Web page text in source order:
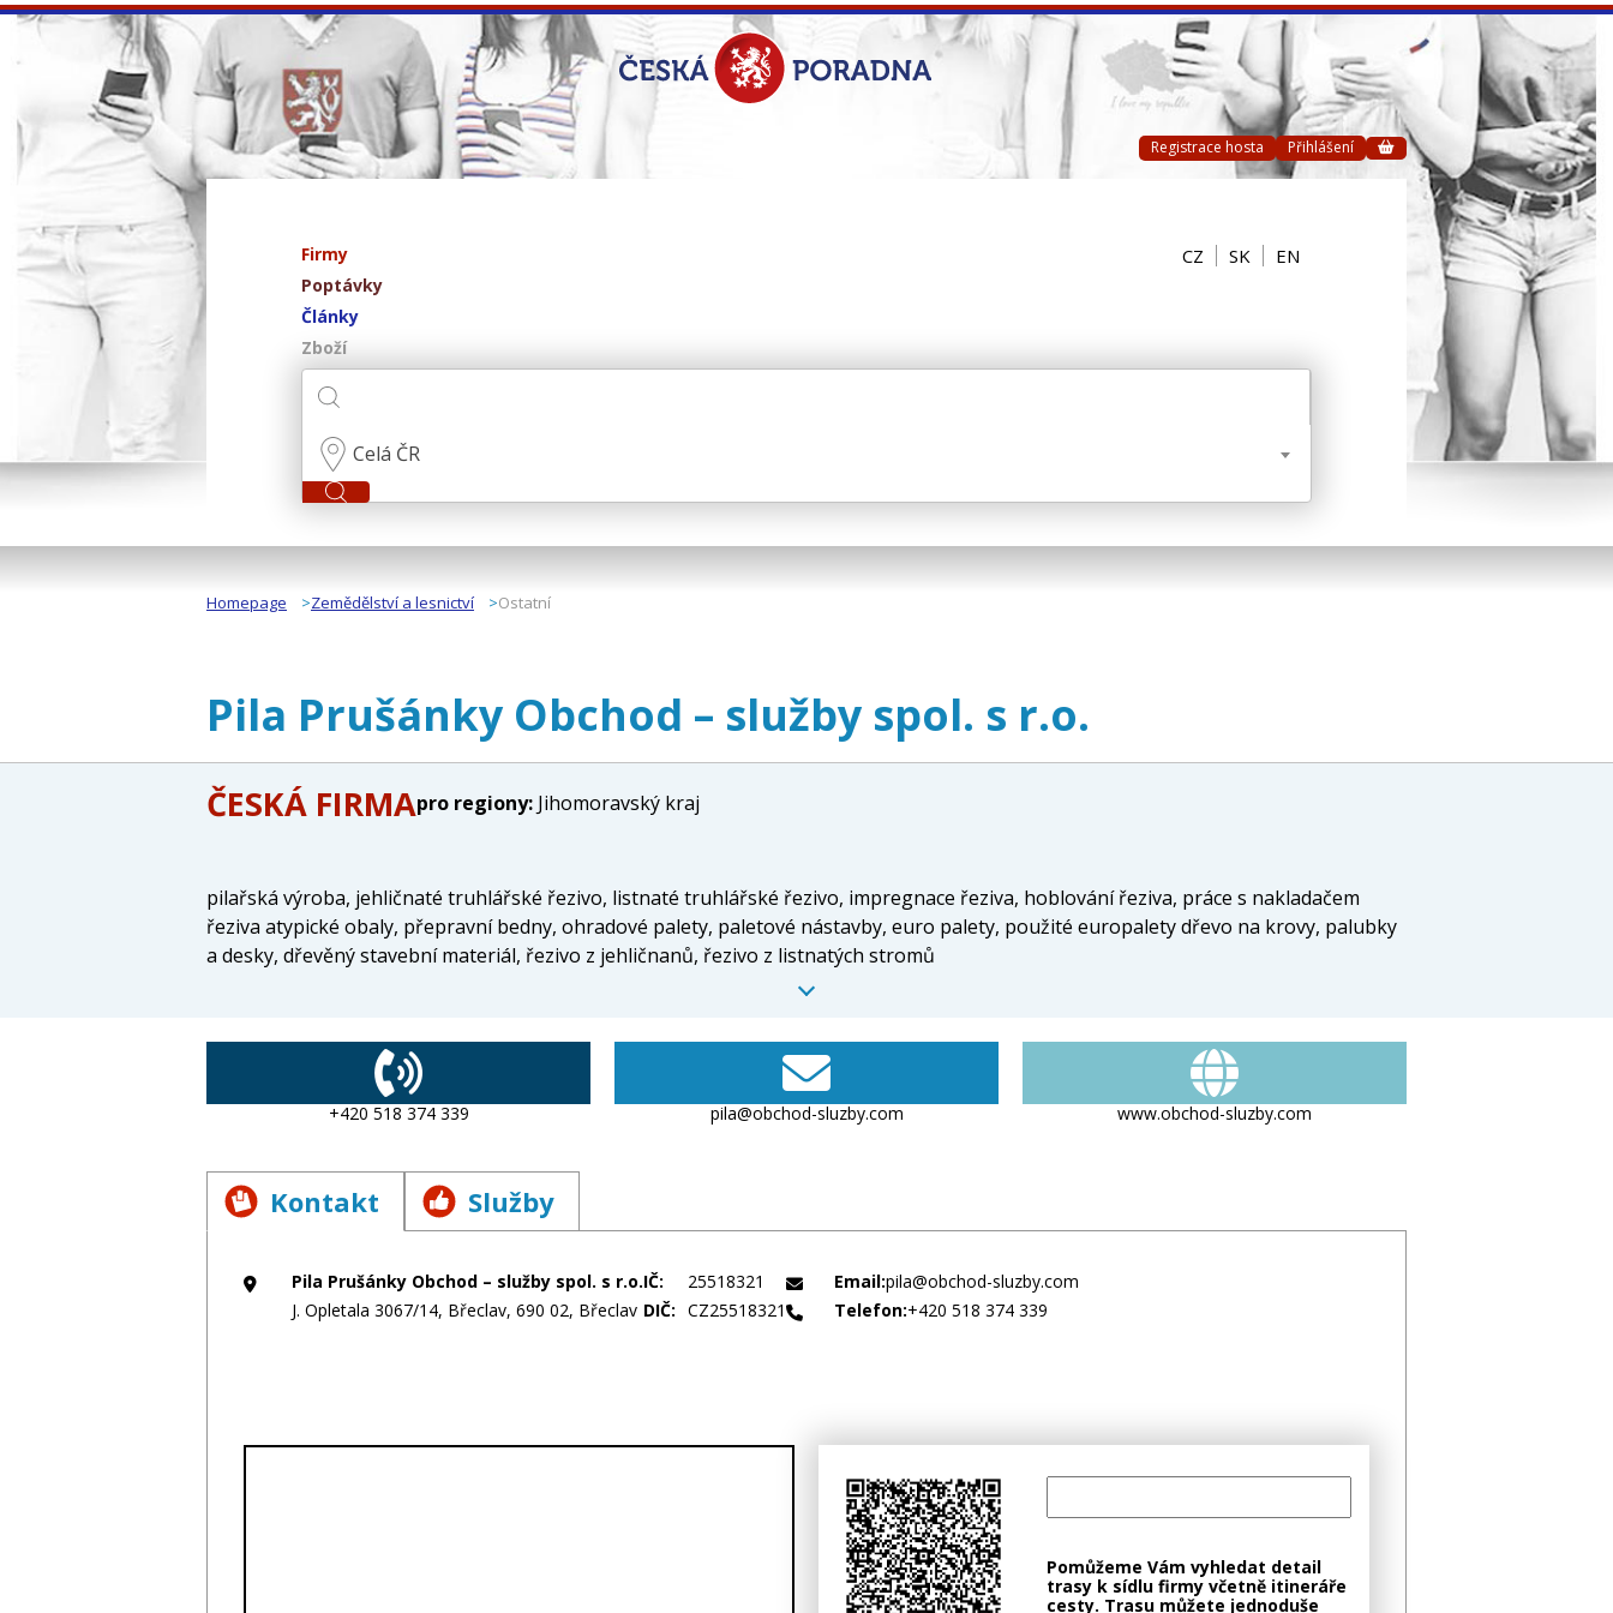
Registrace hosta Přihlášení
Firmy
Poptávky
Články
Zboží
CZ SK EN
Celá ČR
Homepage Zemědělství a lesnictví Ostatní
Pila Prušánky Obchod – služby spol. s r.o.
ČESKÁ FIRMApro regiony: Jihomoravský kraj
pilařská výroba, jehličnaté truhlářské řezivo, listnaté truhlářské řezivo, impregnace řeziva, hoblování řeziva, práce s nakladačem
řeziva atypické obaly, přepravní bedny, ohradové palety, paletové nástavby, euro palety, použité europalety dřevo na krovy, palubky
a desky, dřevěný stavební materiál, řezivo z jehličnanů, řezivo z listnatých stromů
+420 518 374 339 pila@obchod-sluzby.com www.obchod-sluzby.com
Kontakt Služby
Pila Prušánky Obchod – služby spol. s r.o.
J. Opletala 3067/14, Břeclav, 690 02, Břeclav
IČ:
25518321
DIČ: CZ25518321
Email:pila@obchod-sluzby.com
Telefon:+420 518 374 339
Pomůžeme Vám vyhledat detail
trasy k sídlu firmy včetně itineráře
cesty. Trasu můžete jednoduše